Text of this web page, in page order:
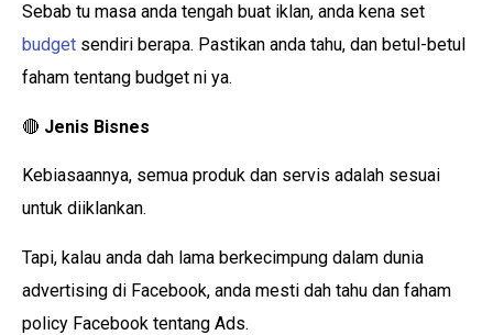
Sebab tu masa anda tengah buat iklan, anda kena set
budget sendiri berapa. Pastikan anda tahu, dan betul-betul
faham tentang budget ni ya.
🔴 Jenis Bisnes
Kebiasaannya, semua produk dan servis adalah sesuai
untuk diiklankan.
Tapi, kalau anda dah lama berkecimpung dalam dunia
advertising di Facebook, anda mesti dah tahu dan faham
policy Facebook tentang Ads.